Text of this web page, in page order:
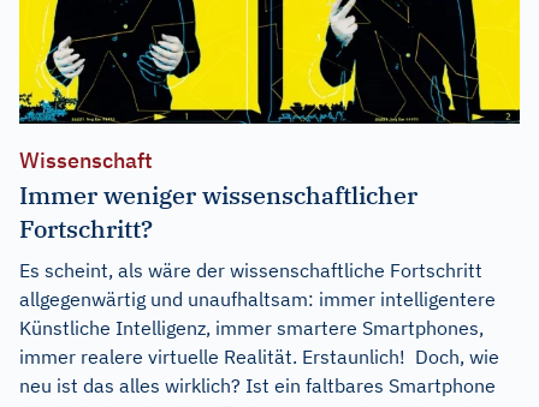
Wissenschaft
Immer weniger wissenschaftlicher
Fortschritt?
Es scheint, als wäre der wissenschaftliche Fortschritt
allgegenwärtig und unaufhaltsam: immer intelligentere
Künstliche Intelligenz, immer smartere Smartphones,
immer realere virtuelle Realität. Erstaunlich! Doch, wie
neu ist das alles wirklich? Ist ein faltbares Smartphone